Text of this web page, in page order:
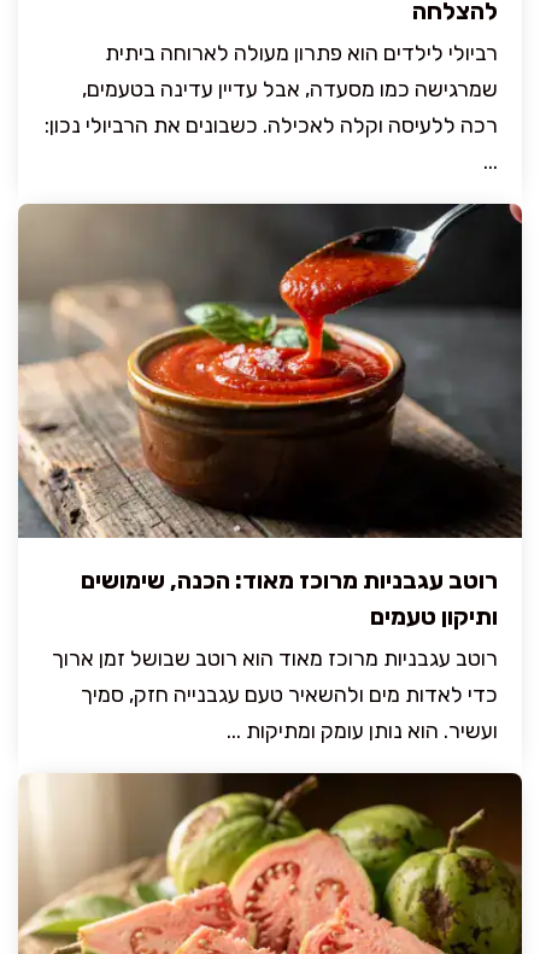
להצלחה
רביולי לילדים הוא פתרון מעולה לארוחה ביתית
שמרגישה כמו מסעדה, אבל עדיין עדינה בטעמים,
רכה ללעיסה וקלה לאכילה. כשבונים את הרביולי נכון:
...
רוטב עגבניות מרוכז מאוד: הכנה, שימושים
ותיקון טעמים
רוטב עגבניות מרוכז מאוד הוא רוטב שבושל זמן ארוך
כדי לאדות מים ולהשאיר טעם עגבנייה חזק, סמיך
ועשיר. הוא נותן עומק ומתיקות ...